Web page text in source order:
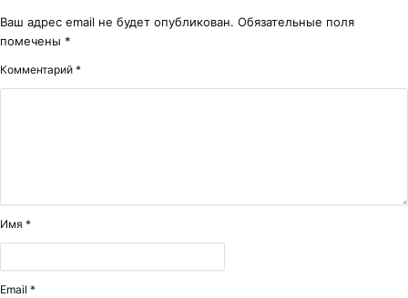
Ваш адрес email не будет опубликован. Обязательные поля
помечены *
Комментарий *
Имя *
Email *